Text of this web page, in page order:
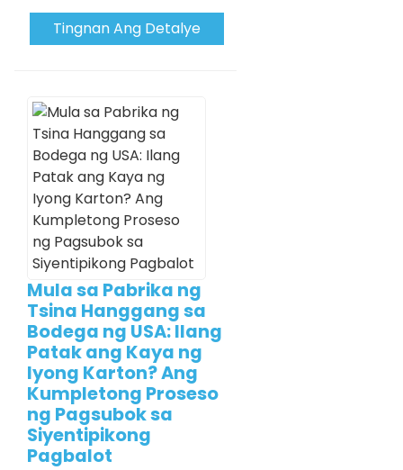
Tingnan Ang Detalye
Mula sa Pabrika ng
Tsina Hanggang sa
Bodega ng USA: Ilang
Patak ang Kaya ng
Iyong Karton? Ang
Kumpletong Proseso
ng Pagsubok sa
Siyentipikong
Pagbalot